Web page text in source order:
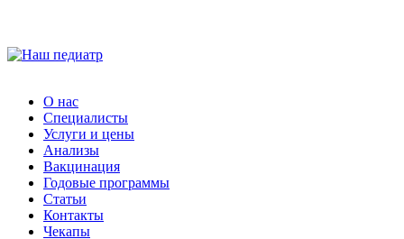
О нас
Специалисты
Услуги и цены
Анализы
Вакцинация
Годовые программы
Статьи
Контакты
Чекапы